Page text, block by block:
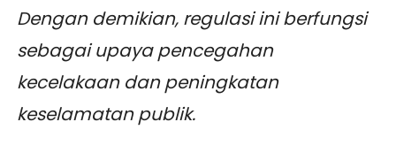
Dengan demikian, regulasi ini berfungsi
sebagai upaya pencegahan
kecelakaan dan peningkatan
keselamatan publik.